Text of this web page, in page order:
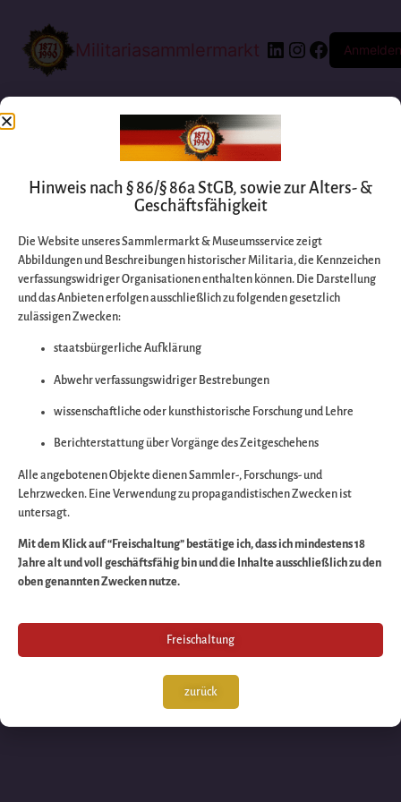
Militariasammlermarkt Anmelden
Entschuldigen Sie
bitte die
Wir arbeiten an
großartigen Sache
schauen Sie bald
wieder vorbei!
Hinweis nach § 86/§ 86a StGB, sowie zur Alters- &
Geschäftsfähigkeit
Die Website unseres Sammlermarkt & Museumsservice zeigt
Abbildungen und Beschreibungen historischer Militaria, die Kennzeichen
verfassungswidriger Organisationen enthalten können. Die Darstellung
und das Anbieten erfolgen ausschließlich zu folgenden gesetzlich
zulässigen Zwecken:
staatsbürgerliche Aufklärung
Abwehr verfassungswidriger Bestrebungen
wissenschaftliche oder kunsthistorische Forschung und Lehre
Berichterstattung über Vorgänge des Zeitgeschehens
Alle angebotenen Objekte dienen Sammler-, Forschungs- und
Lehrzwecken. Eine Verwendung zu propagandistischen Zwecken ist
untersagt.
Mit dem Klick auf “Freischaltung” bestätige ich, dass ich mindestens 18
Jahre alt und voll geschäftsfähig bin und die Inhalte ausschließlich zu den
oben genannten Zwecken nutze.
Freischaltung
zurück